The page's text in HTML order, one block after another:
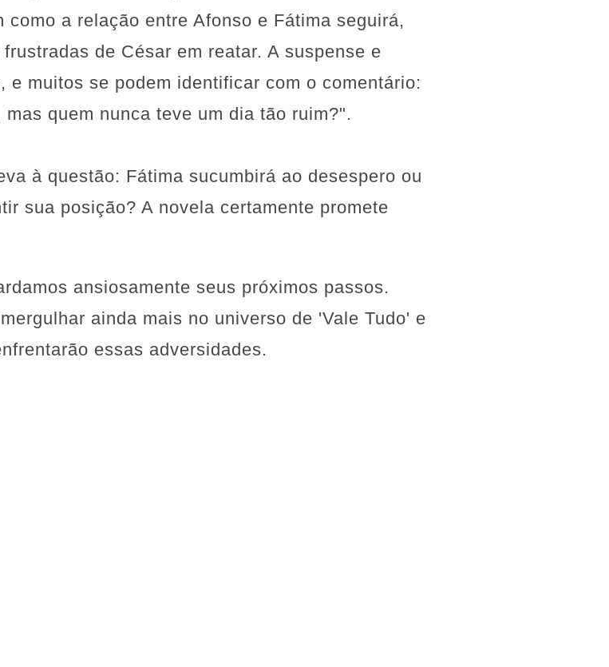
como a relação entre Afonso e Fátima seguirá,
de César em reatar. A suspense e
e muitos se podem identificar com o comentário:
quem nunca teve um dia tão ruim?".
à questão: Fátima sucumbirá ao desespero ou
sua posição? A novela certamente promete
ansiosamente seus próximos passos.
ainda mais no universo de 'Vale Tudo' e
essas adversidades.